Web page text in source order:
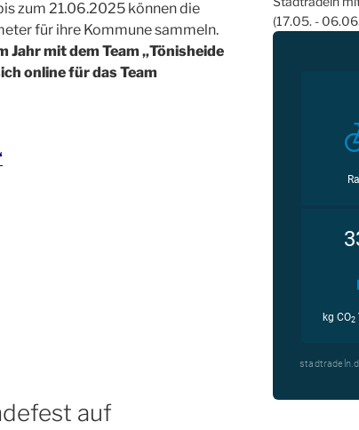
zum 21.06.2025 können die
für ihre Kommune sammeln.
Jahr mit dem Team „Tönisheide
online für das Team
auf
(17.05. -